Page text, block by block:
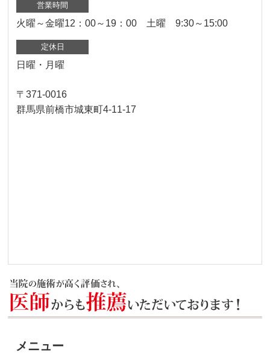
営業時間
火曜～金曜12：00～19：00 土曜 9:30～15:00
定休日
日曜・月曜
〒371-0016
群馬県前橋市城東町4-11-17
メニュー